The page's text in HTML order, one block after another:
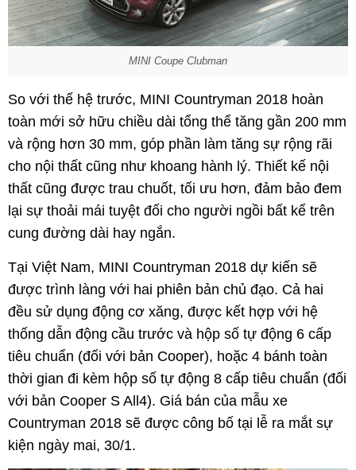
MINI Coupe Clubman
So với thế hệ trước, MINI Countryman 2018 hoàn
toàn mới sở hữu chiều dài tổng thể tăng gần 200 mm
và rộng hơn 30 mm, góp phần làm tăng sự rộng rãi
cho nội thất cũng như khoang hành lý. Thiết kế nội
thất cũng được trau chuốt, tối ưu hơn, đảm bảo đem
lại sự thoải mái tuyệt đối cho người ngồi bất kể trên
cung đường dài hay ngắn.
Tại Việt Nam, MINI Countryman 2018 dự kiến sẽ
được trình làng với hai phiên bản chủ đạo. Cả hai
đều sử dụng động cơ xăng, được kết hợp với hệ
thống dẫn động cầu trước và hộp số tự động 6 cấp
tiêu chuẩn (đối với bản Cooper), hoặc 4 bánh toàn
thời gian đi kèm hộp số tự động 8 cấp tiêu chuẩn (đối
với bản Cooper S All4). Giá bán của mẫu xe
Countryman 2018 sẽ được công bố tại lễ ra mắt sự
kiện ngày mai, 30/1.